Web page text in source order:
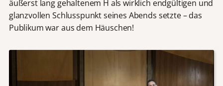
äußerst lang gehaltenem H als wirklich endgültigen und
glanzvollen Schlusspunkt seines Abends setzte – das
Publikum war aus dem Häuschen!